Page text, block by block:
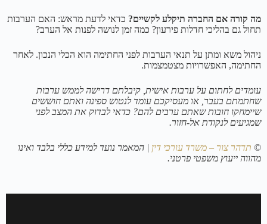
מה קורה אם החברה תיקלע לקשיים? כדאי לדעת מראש: האם הערבות
תחול גם בהליכי חדלות פירעון? כמה זמן לנושה לפנות אל הערב?
ניהול משא ומתן על תנאי הערבות לפני החתימה הוא הכלי הנכון. לאחר
החתימה, האפשרויות מצטמצמות.
עומדים לחתום על ערבות אישית, קיבלתם דרישה לממש ערבות
שחתמתם בעבר, או מעסיקכם עומד לנטוש ספינה ואתם חוששים
שיימחקו חובות שאתם ערבים להם? כדאי לבדוק את המצב לפני
שמגיעים לנקודת אל-חזור.
© תדהר צור – משרד עורכי דין | המאמר נועד למידע כללי בלבד ואינו
מהווה ייעוץ משפטי פרטני.